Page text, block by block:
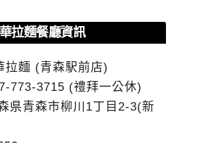
拉麵餐廳資訊
拉麵 (青森駅前店)
773-3715 (禮拜一公休)
県青森市柳川1丁目2-3(新